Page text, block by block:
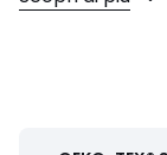
• 100% cotone